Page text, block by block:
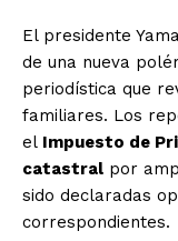
El presidente
de una nueva
periodística que
familiares. Los
el Impuesto de
catastral por
sido declaradas
correspondientes.